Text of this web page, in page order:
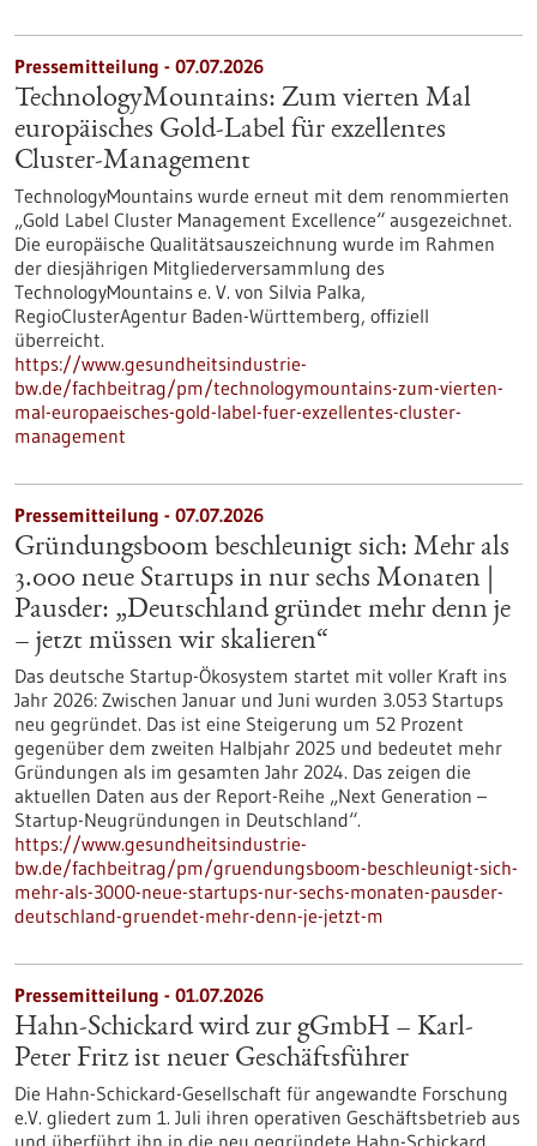
Pressemitteilung - 07.07.2026
TechnologyMountains: Zum vierten Mal
europäisches Gold-Label für exzellentes
Cluster-Management
TechnologyMountains wurde erneut mit dem renommierten
„Gold Label Cluster Management Excellence“ ausgezeichnet.
Die europäische Qualitätsauszeichnung wurde im Rahmen
der diesjährigen Mitgliederversammlung des
TechnologyMountains e. V. von Silvia Palka,
RegioClusterAgentur Baden-Württemberg, offiziell
überreicht.
https://www.gesundheitsindustrie-
bw.de/fachbeitrag/pm/technologymountains-zum-vierten-
mal-europaeisches-gold-label-fuer-exzellentes-cluster-
management
Pressemitteilung - 07.07.2026
Gründungsboom beschleunigt sich: Mehr als
3.000 neue Startups in nur sechs Monaten |
Pausder: „Deutschland gründet mehr denn je
– jetzt müssen wir skalieren“
Das deutsche Startup-Ökosystem startet mit voller Kraft ins
Jahr 2026: Zwischen Januar und Juni wurden 3.053 Startups
neu gegründet. Das ist eine Steigerung um 52 Prozent
gegenüber dem zweiten Halbjahr 2025 und bedeutet mehr
Gründungen als im gesamten Jahr 2024. Das zeigen die
aktuellen Daten aus der Report-Reihe „Next Generation –
Startup-Neugründungen in Deutschland“.
https://www.gesundheitsindustrie-
bw.de/fachbeitrag/pm/gruendungsboom-beschleunigt-sich-
mehr-als-3000-neue-startups-nur-sechs-monaten-pausder-
deutschland-gruendet-mehr-denn-je-jetzt-m
Pressemitteilung - 01.07.2026
Hahn-Schickard wird zur gGmbH – Karl-
Peter Fritz ist neuer Geschäftsführer
Die Hahn-Schickard-Gesellschaft für angewandte Forschung
e.V. gliedert zum 1. Juli ihren operativen Geschäftsbetrieb aus
und überführt ihn in die neu gegründete Hahn-Schickard